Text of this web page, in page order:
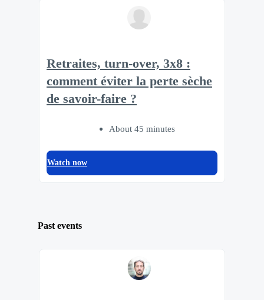
Retraites, turn-over, 3x8 :
comment éviter la perte sèche
de savoir-faire ?
About 45 minutes
Watch now
Past events